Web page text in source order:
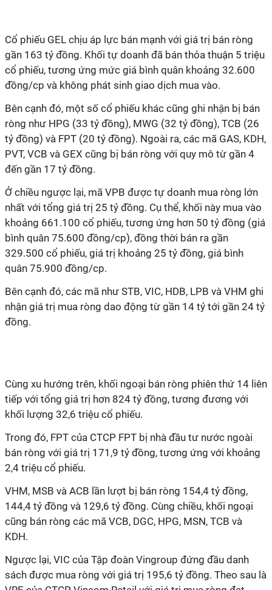
Cổ phiếu GEL chịu áp lực bán mạnh với giá trị bán ròng
gần 163 tỷ đồng. Khối tự doanh đã bán thỏa thuận 5 triệu
cổ phiếu, tương ứng mức giá bình quân khoảng 32.600
đồng/cp và không phát sinh giao dịch mua vào.
Bên cạnh đó, một số cổ phiếu khác cũng ghi nhận bị bán
ròng như HPG (33 tỷ đồng), MWG (32 tỷ đồng), TCB (26
tỷ đồng) và FPT (20 tỷ đồng). Ngoài ra, các mã GAS, KDH,
PVT, VCB và GEX cũng bị bán ròng với quy mô từ gần 4
đến gần 17 tỷ đồng.
Ở chiều ngược lại, mã VPB được tự doanh mua ròng lớn
nhất với tổng giá trị 25 tỷ đồng. Cụ thể, khối này mua vào
khoảng 661.100 cổ phiếu, tương ứng hơn 50 tỷ đồng (giá
bình quân 75.600 đồng/cp), đồng thời bán ra gần
329.500 cổ phiếu, giá trị khoảng 25 tỷ đồng, giá bình
quân 75.900 đồng/cp.
Bên cạnh đó, các mã như STB, VIC, HDB, LPB và VHM ghi
nhận giá trị mua ròng dao động từ gần 14 tỷ tới gần 24 tỷ
đồng.
Cùng xu hướng trên, khối ngoại bán ròng phiên thứ 14 liên
tiếp với tổng giá trị hơn 824 tỷ đồng, tương đương với
khối lượng 32,6 triệu cổ phiếu.
Trong đó, FPT của CTCP FPT bị nhà đầu tư nước ngoài
bán ròng với giá trị 171,9 tỷ đồng, tương ứng với khoảng
2,4 triệu cổ phiếu.
VHM, MSB và ACB lần lượt bị bán ròng 154,4 tỷ đồng,
144,4 tỷ đồng và 129,6 tỷ đồng. Cùng chiều, khối ngoại
cũng bán ròng các mã VCB, DGC, HPG, MSN, TCB và
KDH.
Ngược lại, VIC của Tập đoàn Vingroup đứng đầu danh
sách được mua ròng với giá trị 195,6 tỷ đồng. Theo sau là